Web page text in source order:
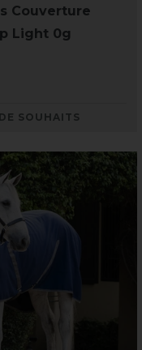
Couverture
Light 0g
SOUHAITS